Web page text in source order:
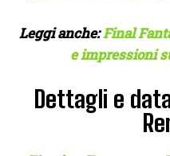
Leggi anche:Final
e impressioni
Dettagli e